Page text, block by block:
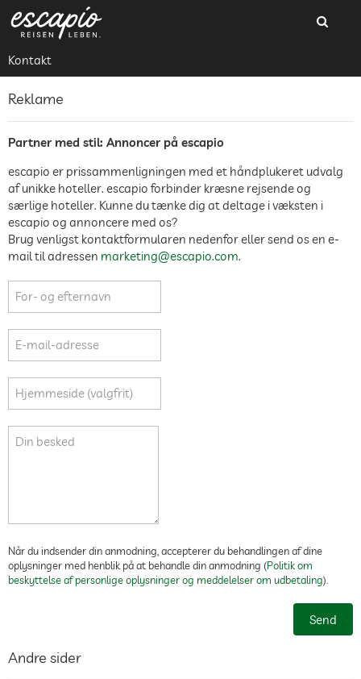
Kontakt
Reklame
Partner med stil: Annoncer på escapio
escapio er prissammenligningen med et håndplukeret udvalg
af unikke hoteller. escapio forbinder kræsne rejsende og
særlige hoteller. Kunne du tænke dig at deltage i væksten i
escapio og annoncere med os?
Brug venligst kontaktformularen nedenfor eller send os en e-
mail til adressen marketing@escapio.com.
For- og efternavn
E-mail-adresse
Hjemmeside (valgfrit)
Din besked
Når du indsender din anmodning, accepterer du behandlingen af dine
oplysninger med henblik på at behandle din anmodning (Politik om
beskyttelse af personlige oplysninger og meddelelser om udbetaling).
Send
Andre sider